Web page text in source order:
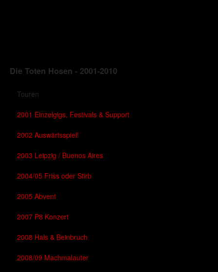
Die Toten Hosen - 2001-2010
Touren
2001 Einzelgigs, Festivals & Support
2002 Auswärtsspiel!
2003 Leipzig / Buenos Aires
2004/05 Friss oder Stirb
2005 Abvent
2007 P8 Konzert
2008 Hals & Beinbruch
2008/09 Machmalauter